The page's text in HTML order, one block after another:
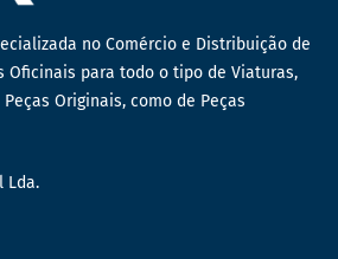
no Comércio e Distribuição de
Oficinais para todo o tipo de Viaturas,
Originais, como de Peças
Lda.